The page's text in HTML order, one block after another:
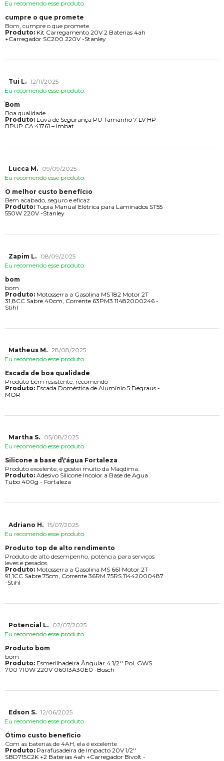
Eu recomendo esse produto.
cumpre o que promete
Bom, cumpre o que promete.
Produto:Kit Carregamento 20V 2 Baterias 4ah
+Carregador SC200 220V -Stanley
Tui L. 12/11/2025
Eu recomendo esse produto.
Bom
Boa qualidade
Produto:Luva de Segurança PU Tamanho 7 LV HP
BPUP CA 41761 – Imbat
Lucca M.
09/09/2025
Eu recomendo esse produto.
O melhor custo benefício
Bem acabado, seguro e eficaz
Produto:Tupia Manual Elétrica para Laminados ST55
550W 220V -Stanley
Zapim L.
08/09/2025
Eu recomendo esse produto.
bom
bom
Produto:Motosserra a Gasolina MS 182 Motor 2T
31,8CC Sabre 40cm, Corrente 63PM3 11482000246 -
Stihl
Matheus M. 28/08/2025
Eu recomendo esse produto.
Escada de boa qualidade
Produto bem resistente, recomendo
Produto:Escada Doméstica de Alumínio 5 Degraus -
MOR
Martha S.
05/08/2025
Eu recomendo esse produto.
Silicone a base d\'água Fortaleza
Produto excelente, e gostei muito da Maqdima.
Produto:Adesivo Silicone Incolor a Base de Agua
Tubo 400g - Fortaleza
Adriano H. 15/07/2025
Eu recomendo esse produto.
Produto top de alto rendimento
Produto de alto desempenho, potência para serviços
leves e pesados.
Produto:Motosserra a Gasolina MS 661 Motor 2T
91,1CC Sabre 75cm, Corrente 36RM 75RS 11442000487
-Stihl
Potencial L.
02/07/2025
Eu recomendo esse produto.
Produto bom
bom
Produto:Esmerilhadeira Ângular 4.1/2'' Pol. GWS
700 710W 220V 06013A30E0 -Bosch
Edson S. 12/06/2025
Eu recomendo esse produto.
Ótimo custo beneficio
Com as baterias de 4AH, ela é excelente
Produto:Parafusadeira de Impacto 20V 1/2''
SBD715C2K +2 Baterias 4ah +Carregador Bivolt -